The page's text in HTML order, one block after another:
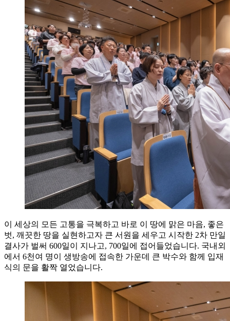
이 세상의 모든 고통을 극복하고 바로 이 땅에 맑은 마음, 좋은
벗, 깨끗한 땅을 실현하고자 큰 서원을 세우고 시작한 2차 만일
결사가 벌써 600일이 지나고, 700일에 접어들었습니다. 국내외
에서 6천여 명이 생방송에 접속한 가운데 큰 박수와 함께 입재
식의 문을 활짝 열었습니다.